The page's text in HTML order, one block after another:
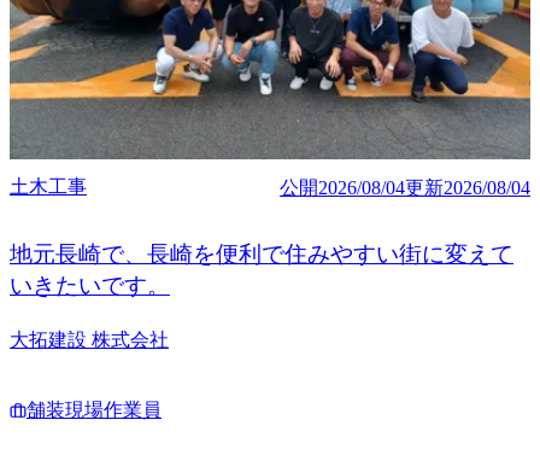
土木工事 公開2026/08/04更新2026/08/04
地元長崎で、長崎を便利で住みやすい街に変えて
いきたいです。
大拓建設 株式会社
舗装現場作業員